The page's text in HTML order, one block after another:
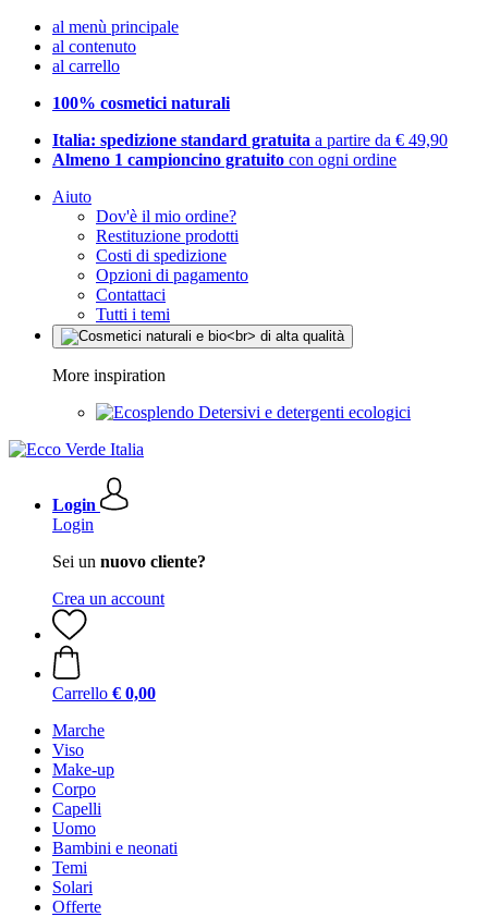
al menù principale
al contenuto
al carrello
100% cosmetici naturali
Italia: spedizione standard gratuita a partire da € 49,90
Almeno 1 campioncino gratuito con ogni ordine
Aiuto
Dov'è il mio ordine?
Restituzione prodotti
Costi di spedizione
Opzioni di pagamento
Contattaci
Tutti i temi
More inspiration
Detersivi e detergenti ecologici
Login
Login
Sei un nuovo cliente?
Crea un account
Carrello € 0,00
Marche
Viso
Make-up
Corpo
Capelli
Uomo
Bambini e neonati
Temi
Solari
Offerte